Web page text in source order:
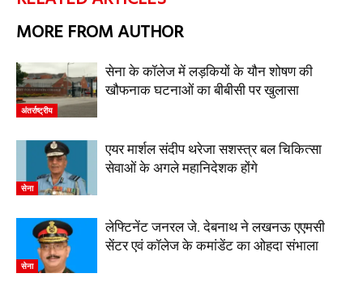
MORE FROM AUTHOR
अंतर्राष्ट्रीय
सेना के कॉलेज में लड़कियों के यौन शोषण की
खौफनाक घटनाओं का बीबीसी पर खुलासा
सेना
एयर मार्शल संदीप थरेजा सशस्त्र बल चिकित्सा
सेवाओं के अगले महानिदेशक होंगे
सेना
लेफ्टिनेंट जनरल जे. देबनाथ ने लखनऊ एएमसी
सेंटर एवं कॉलेज के कमांडेंट का ओहदा संभाला